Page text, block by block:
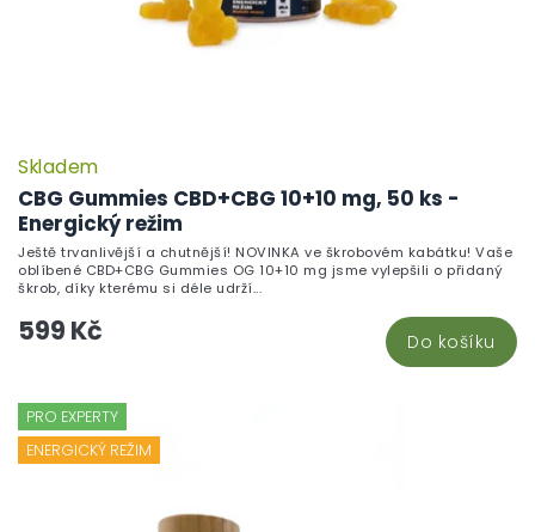
CBG Gummies CBD+CBG 10+10 mg, 50 ks -
Energický režim
Skladem
599 Kč Do košíku
Ještě trvanlivější a chutnější! NOVINKA ve škrobovém kabátku! Vaše
oblíbené CBD+CBG Gummies OG 10+10 mg jsme vylepšili o přidaný
škrob, díky kterému si déle udrží...
PRO EXPERTY
ENERGICKÝ REŽIM